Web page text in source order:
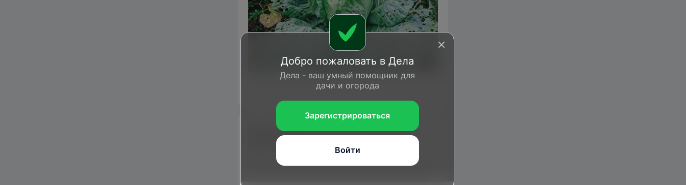
homesteadandchill.com
Признаки появления и условия
развития
О появлении вредителей свидетельствуют
Добро пожаловать в Дела
Дела - ваш умный помощник для
дачи и огорода
Зарегистрироваться
Войти